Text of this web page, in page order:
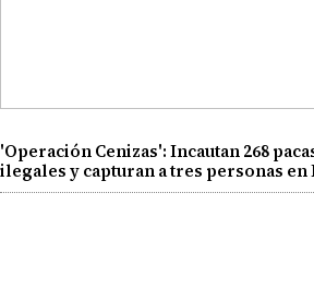
'Operación Cenizas': Incautan 268
ilegales y capturan a tres personas en